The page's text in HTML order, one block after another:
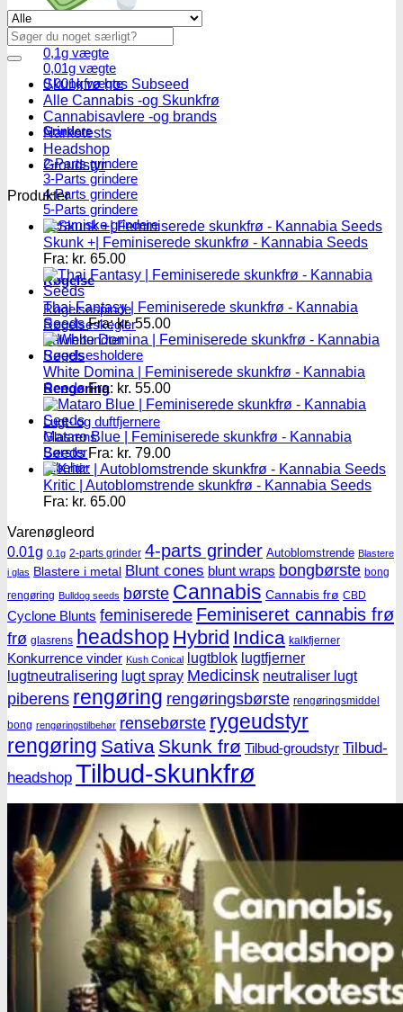
0,1g vægte
0,01g vægte
0,001g vægte
Grindere
2-Parts grindere
3-Parts grindere
4-Parts grindere
5-Parts grindere
Keramiske grindere
Røgelse
Røgelsespinde
Røgelseskegler
Salviebundter
Røgelsesholdere
Rengøring
Lugt- og duftfjernere
Glasrens
Børster
Tilbehør
Få cannabis frø for hver
200DKK handlet i
headshoppen
Gå til headshoppen
Groudstyr
Se alle tilbud her
Søg
efter:
Skunkfrø hos Subseed
Alle Cannabis -og Skunkfrø
Cannabisavlere -og brands
Narkotests
Headshop
Groudstyr
Produkter
Skunk +| Feminiserede skunkfrø - Kannabia Seeds
Fra: kr. 65.00
Thai Fantasy | Feminiserede skunkfrø - Kannabia
Seeds Fra:kr.55.00
White Domina | Feminiserede skunkfrø - Kannabia
Seeds Fra: kr. 55.00
Mataro Blue | Feminiserede skunkfrø - Kannabia
Seeds Fra: kr. 79.00
Kritic | Autoblomstrende skunkfrø - Kannabia Seeds
Fra: kr. 65.00
Varenøgleord
0.01g 0.1g 2-parts grinder 4-parts grinder Autoblomstrende Blastere
i glas Blastere i metal Blunt cones blunt wraps bongbørste bong
rengøring Bulldog seeds børste Cannabis Cannabis frø CBD
Cyclone Blunts feminiserede Feminiseret cannabis frø
frø glasrens headshop Hybrid Indica kalkfjerner
Konkurrence vinder Kush Conical lugtblok lugtfjerner
lugtneutralisering lugt spray Medicinsk neutraliser lugt
piberens rengøring rengøringsbørste rengøringsmiddel
bong rengøringstilbehør rensebørste rygeudstyr
rengøring Sativa Skunk frø Tilbud-groudstyr Tilbud-
headshop Tilbud-skunkfrø